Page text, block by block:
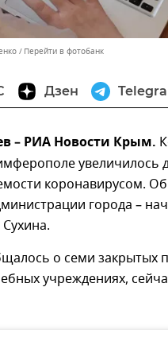
Перейти в фотобанк
Дзен
– РИА Новости Крым.
увеличилось
коронавирусом.
города –
о семи закрытых
учреждениях,